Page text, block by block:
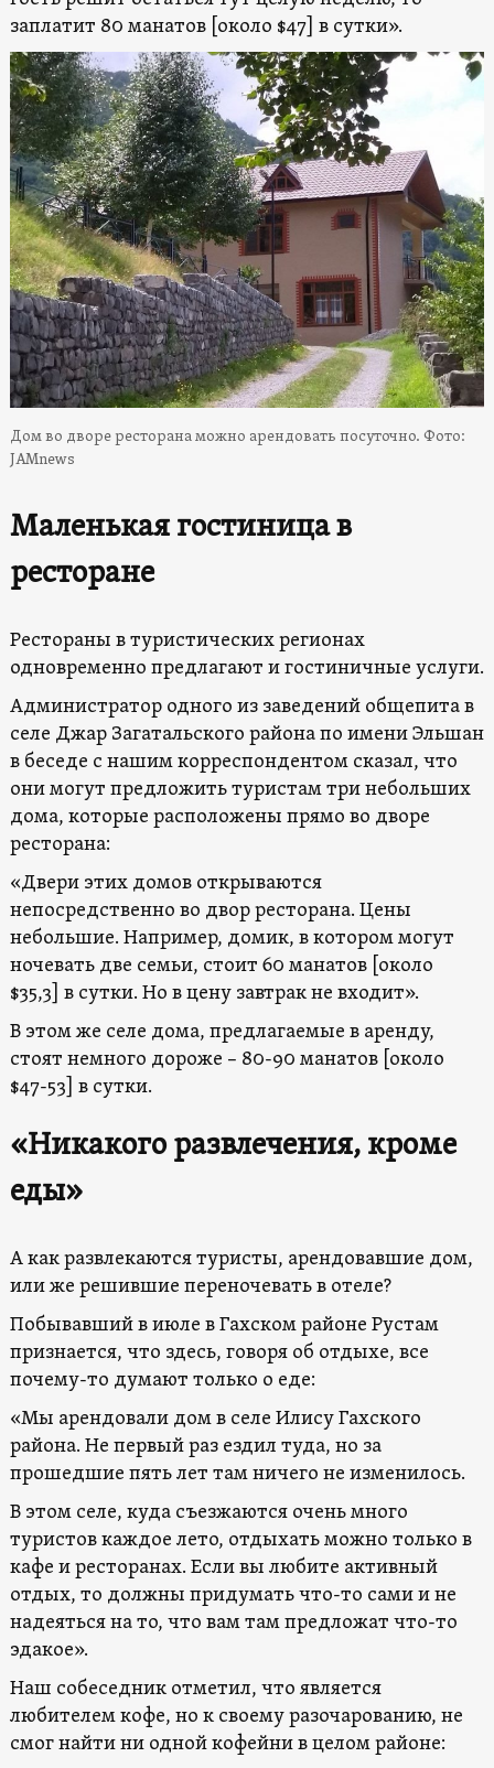
заплатит 80 манатов [около $47] в сутки».
Дом во дворе ресторана можно арендовать посуточно. Фото:
JAMnews
Маленькая гостиница в
ресторане
Рестораны в туристических регионах
одновременно предлагают и гостиничные услуги.
Администратор одного из заведений общепита в
селе Джар Загатальского района по имени Эльшан
в беседе с нашим корреспондентом сказал, что
они могут предложить туристам три небольших
дома, которые расположены прямо во дворе
ресторана:
«Двери этих домов открываются
непосредственно во двор ресторана. Цены
небольшие. Например, домик, в котором могут
ночевать две семьи, стоит 60 манатов [около
$35,3] в сутки. Но в цену завтрак не входит».
В этом же селе дома, предлагаемые в аренду,
стоят немного дороже – 80-90 манатов [около
$47-53] в сутки.
«Никакого развлечения, кроме
еды»
А как развлекаются туристы, арендовавшие дом,
или же решившие переночевать в отеле?
Побывавший в июле в Гахском районе Рустам
признается, что здесь, говоря об отдыхе, все
почему-то думают только о еде:
«Мы арендовали дом в селе Илису Гахского
района. Не первый раз ездил туда, но за
прошедшие пять лет там ничего не изменилось.
В этом селе, куда съезжаются очень много
туристов каждое лето, отдыхать можно только в
кафе и ресторанах. Если вы любите активный
отдых, то должны придумать что-то сами и не
надеяться на то, что вам там предложат что-то
эдакое».
Наш собеседник отметил, что является
любителем кофе, но к своему разочарованию, не
смог найти ни одной кофейни в целом районе: